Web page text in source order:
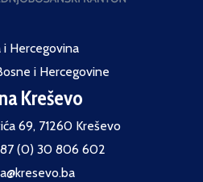
i Hercegovina
i Hercegovine
Kreševo
69, 71260 Kreševo
(0) 30 806 602